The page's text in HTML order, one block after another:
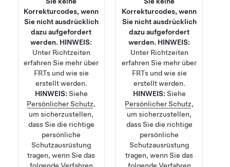
Korrekturcodes, wenn
Sie nicht ausdrücklich
dazu aufgefordert
werden. HINWEIS:
Unter Richtzeiten
erfahren Sie mehr über
FRTs und wie sie
erstellt werden.
HINWEIS: Siehe
Persönlicher Schutz,
um sicherzustellen,
dass Sie die richtige
persönliche
Schutzausrüstung
tragen, wenn Sie das
folgende Verfahren
Korrekturcodes, wenn
Sie nicht ausdrücklich
dazu aufgefordert
werden. HINWEIS:
Unter Richtzeiten
erfahren Sie mehr über
FRTs und wie sie
erstellt werden.
HINWEIS: Siehe
Persönlicher Schutz,
um sicherzustellen,
dass Sie die richtige
persönliche
Schutzausrüstung
tragen, wenn Sie das
folgende Verfahren